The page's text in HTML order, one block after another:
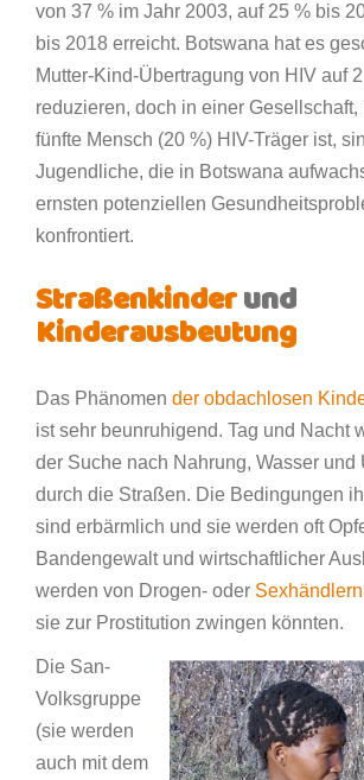
von 37 % im Jahr 2003, auf 25 % bis
bis 2018 erreicht. Botswana hat es
Mutter-Kind-Übertragung von HIV auf
reduzieren, doch in einer Gesellschaft,
fünfte Mensch (20 %) HIV-Träger ist,
Jugendliche, die in Botswana
ernsten potenziellen
konfrontiert.
Straßenkinderund
Kinderausbeutung
Das Phänomen der obdachlosen
ist sehr beunruhigend. Tag und Nacht
der Suche nach Nahrung, Wasser und
durch die Straßen. Die Bedingungen
sind erbärmlich und sie werden oft
Bandengewalt und wirtschaftlicher
werden von Drogen- oder Sexhändlern
sie zur Prostitution zwingen könnten.
Die San-
Volksgruppe
(sie werden
auch mit dem